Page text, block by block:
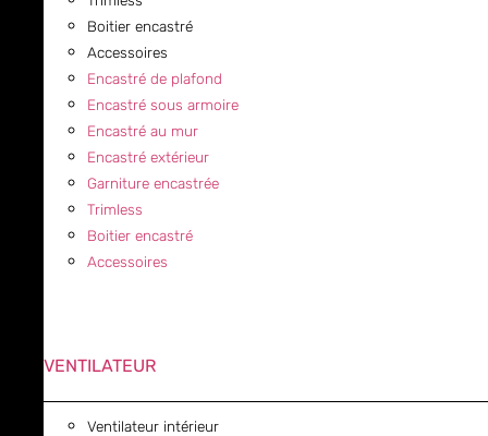
Boitier encastré
Accessoires
Encastré de plafond
Encastré sous armoire
Encastré au mur
Encastré extérieur
Garniture encastrée
Trimless
Boitier encastré
Accessoires
VENTILATEUR
Ventilateur intérieur